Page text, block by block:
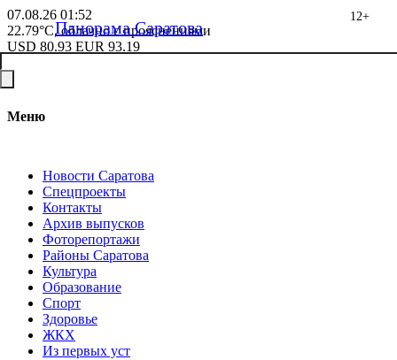
07.08.26 01:52
22.79°C, облачно с прояснениями
USD 80.93 EUR 93.19
Меню
Новости Саратова
Спецпроекты
Контакты
Архив выпусков
Фоторепортажи
Районы Саратова
Культура
Образование
Спорт
Здоровье
ЖКХ
Из пеpвых уст
Панорама Саратова
12+